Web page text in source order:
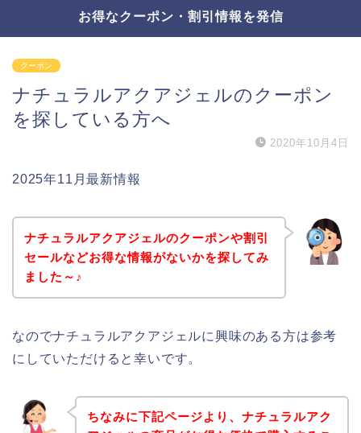
お得なクーポン・割引情報を発信
クーポン
ナチュラルアクアジェルのクーポン
を探している方へ
2020年10月4日
2025年11月最新情報
ナチュラルアクアジェルのクーポンや割引
セールなどお得な情報がないかを探してみ
ました～♪
なのでナチュラルアクアジェルに興味のある方は参考
にしていただけると幸いです。
ちなみに下記ページより、ナチュラルアク